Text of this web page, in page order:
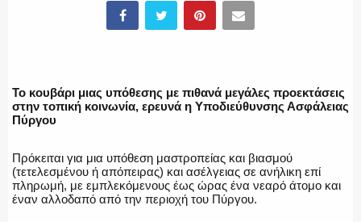
Το κουβάρι μιας υπόθεσης με πιθανά μεγάλες προεκτάσεις
στην τοπική κοινωνία, ερευνά η Υποδιεύθυνσης Ασφάλειας
Πύργου
Πρόκειται για μια υπόθεση μαστροπείας και βιασμού
(τετελεσμένου ή απόπειρας) και ασέλγειας σε ανήλικη επί
πληρωμή, με εμπλεκόμενους έως ώρας ένα νεαρό άτομο και
έναν αλλοδαπό από την περιοχή του Πύργου.